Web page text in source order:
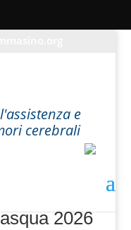
inviare una
lo 055 695047
e
cerebrali
2026